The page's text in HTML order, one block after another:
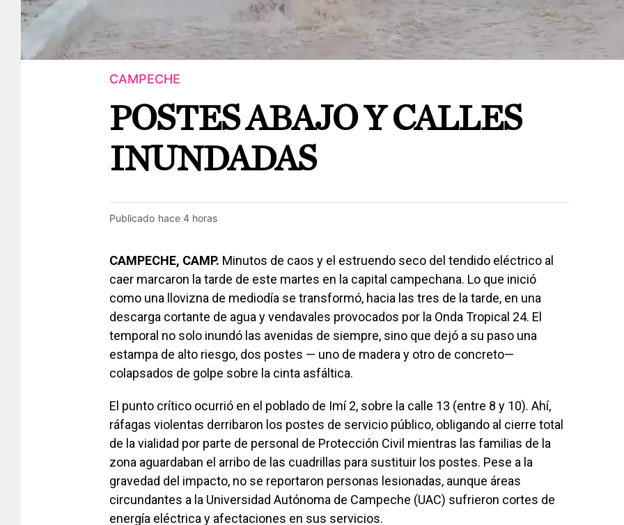
CAMPECHE
POSTES ABAJO Y CALLES
INUNDADAS
Publicado hace 4 horas
CAMPECHE, CAMP. Minutos de caos y el estruendo seco del tendido eléctrico al
caer marcaron la tarde de este martes en la capital campechana. Lo que inició
como una llovizna de mediodía se transformó, hacia las tres de la tarde, en una
descarga cortante de agua y vendavales provocados por la Onda Tropical 24. El
temporal no solo inundó las avenidas de siempre, sino que dejó a su paso una
estampa de alto riesgo, dos postes — uno de madera y otro de concreto—
colapsados de golpe sobre la cinta asfáltica.
El punto crítico ocurrió en el poblado de Imí 2, sobre la calle 13 (entre 8 y 10). Ahí,
ráfagas violentas derribaron los postes de servicio público, obligando al cierre total
de la vialidad por parte de personal de Protección Civil mientras las familias de la
zona aguardaban el arribo de las cuadrillas para sustituir los postes. Pese a la
gravedad del impacto, no se reportaron personas lesionadas, aunque áreas
circundantes a la Universidad Autónoma de Campeche (UAC) sufrieron cortes de
energía eléctrica y afectaciones en sus servicios.